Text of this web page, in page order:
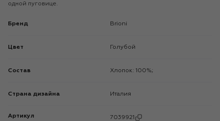
одной пуговице.
Бренд Brioni
Цвет Голубой
Состав Хлопок: 100%;
Страна дизайна Италия
Артикул 7039921